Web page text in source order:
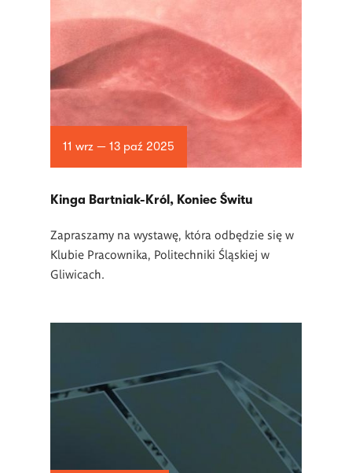
11 wrz — 13 paź 2025
Kinga Bartniak-Król, Koniec Świtu
Zapraszamy na wystawę, która odbędzie się w
Klubie Pracownika, Politechniki Śląskiej w
Gliwicach.